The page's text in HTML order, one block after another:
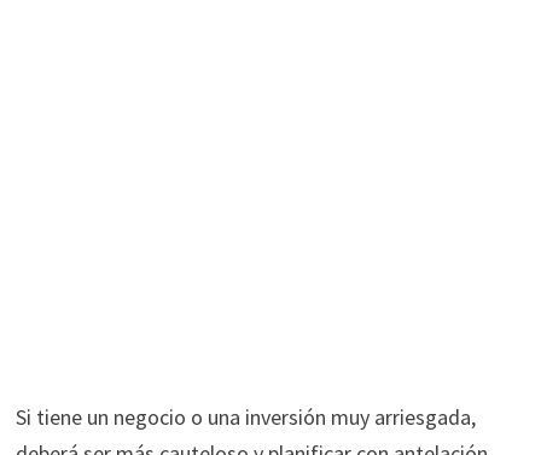
Si tiene un negocio o una inversión muy arriesgada,